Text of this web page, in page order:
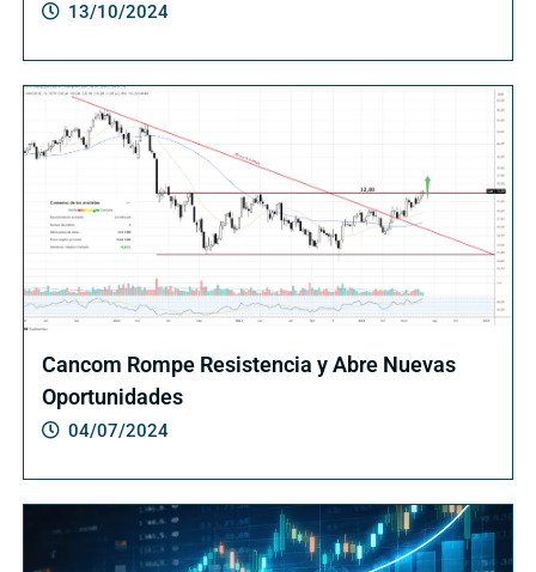
13/10/2024
Cancom Rompe Resistencia y Abre Nuevas
Oportunidades
04/07/2024